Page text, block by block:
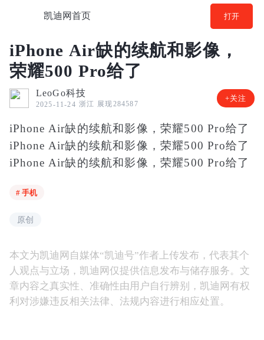
凯迪网首页 打开
iPhone Air缺的续航和影像，
荣耀500 Pro给了
LeoGo科技
2025-11-24 浙江 展现284587
+关注
iPhone Air缺的续航和影像，荣耀500 Pro给了
iPhone Air缺的续航和影像，荣耀500 Pro给了
iPhone Air缺的续航和影像，荣耀500 Pro给了
# 手机
原创
本文为凯迪网自媒体“凯迪号”作者上传发布，代表其个
人观点与立场，凯迪网仅提供信息发布与储存服务。文
章内容之真实性、准确性由用户自行辨别，凯迪网有权
利对涉嫌违反相关法律、法规内容进行相应处置。